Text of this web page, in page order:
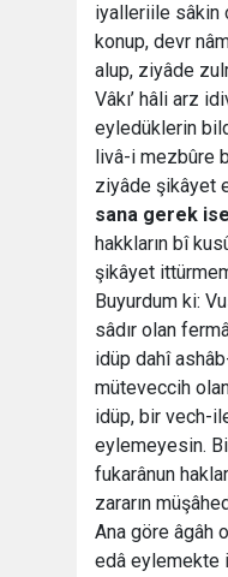
iyalleriile sâkin
konup, devr
alup, ziyâde
Vâkı’ hâli arz
eyledüklerin
livâ-i mezbûre
ziyâde şikâyet
sana gerek ise
hakkların bî
şikâyet
Buyurdum ki:
sâdır olan
idüp dahî
müteveccih
idüp, bir vech-
eylemeyesin.
fukarânun
zararın
Ana göre âgâh
edâ eylemekte